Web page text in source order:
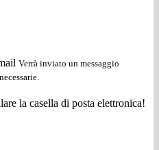
Verrà inviato un messaggio
la casella di posta elettronica!